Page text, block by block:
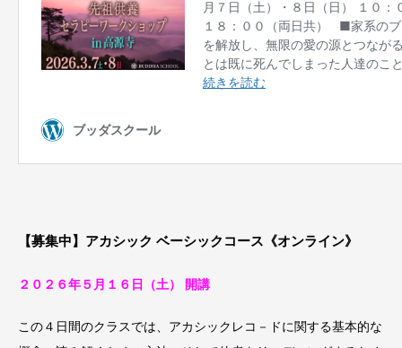
【募集中】アカシック ベーシックコース《オンライン》
２０２６年５⽉１６日（土） 開講
この４日間のクラスでは、アカシックレコ－ドに関する基本的な